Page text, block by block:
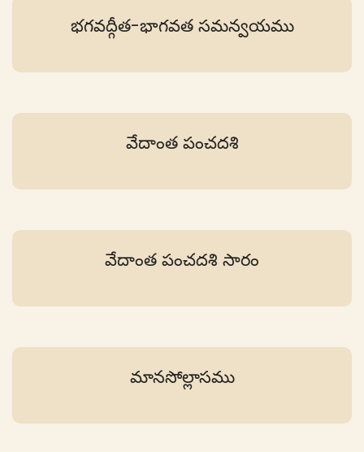
భగవద్గీత-భాగవత సమన్వయము
వేదాంత పంచదశి
వేదాంత పంచదశి సారం
మానసోల్లాసము